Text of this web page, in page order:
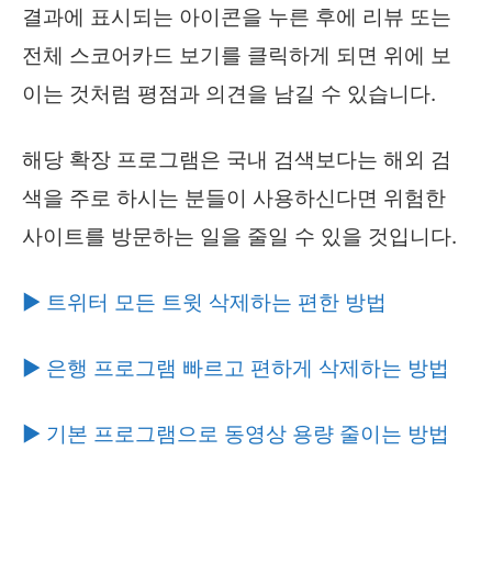
결과에 표시되는 아이콘을 누른 후에 리뷰 또는
전체 스코어카드 보기를 클릭하게 되면 위에 보
이는 것처럼 평점과 의견을 남길 수 있습니다.
해당 확장 프로그램은 국내 검색보다는 해외 검
색을 주로 하시는 분들이 사용하신다면 위험한
사이트를 방문하는 일을 줄일 수 있을 것입니다.
▶ 트위터 모든 트윗 삭제하는 편한 방법
▶ 은행 프로그램 빠르고 편하게 삭제하는 방법
▶ 기본 프로그램으로 동영상 용량 줄이는 방법